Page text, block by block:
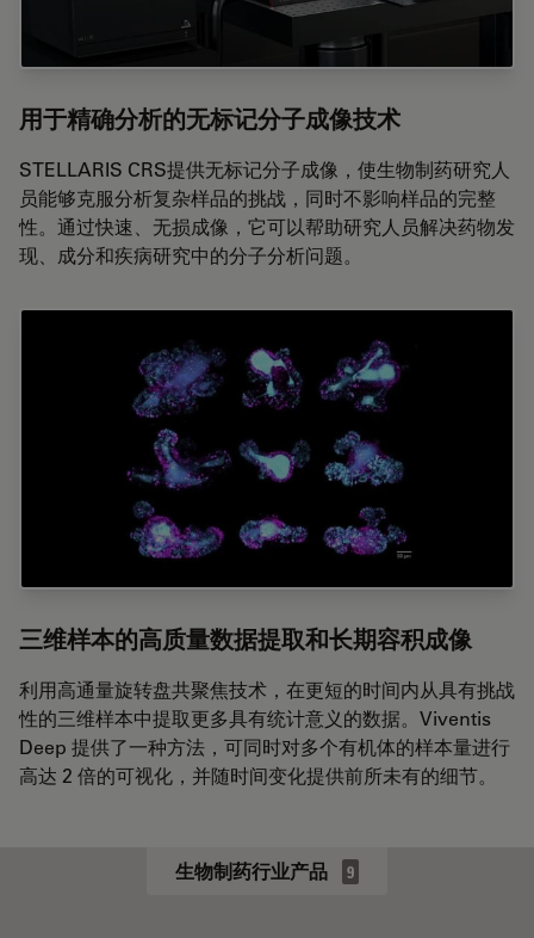
用于精确分析的无标记分子成像技术
STELLARIS CRS提供无标记分子成像，使生物制药研究人
员能够克服分析复杂样品的挑战，同时不影响样品的完整
性。通过快速、无损成像，它可以帮助研究人员解决药物发
现、成分和疾病研究中的分子分析问题。
三维样本的高质量数据提取和长期容积成像
利用高通量旋转盘共聚焦技术，在更短的时间内从具有挑战
性的三维样本中提取更多具有统计意义的数据。Viventis
Deep 提供了一种方法，可同时对多个有机体的样本量进行
高达 2 倍的可视化，并随时间变化提供前所未有的细节。
生物制药行业产品 9